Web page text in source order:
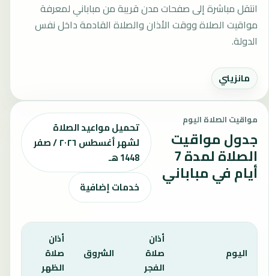
انتقل مباشرة إلى صفحات مدن قريبة من مباباني لمعرفة
مواقيت الصلاة ووقت الأذان والصلاة القادمة داخل نفس
الدولة.
مانزيني
مواقيت الصلاة اليوم
جدول مواقيت
الصلاة لمدة 7
أيام في مباباني
تحميل مواعيد الصلاة
لشهر أغسطس ٢٠٢٦ / صفر
1448 هـ
خدمات إضافية
اليوم
أذان
صلاة
الفجر
الشروق
أذان
صلاة
الظهر